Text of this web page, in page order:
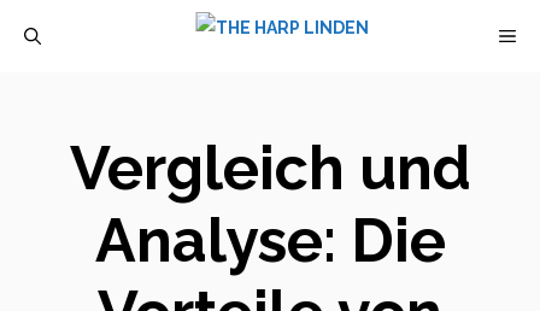
Vergleich und
Analyse: Die